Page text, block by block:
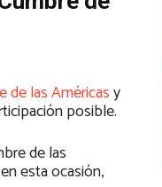
de las Américasy
posible.
de las
esta ocasión,